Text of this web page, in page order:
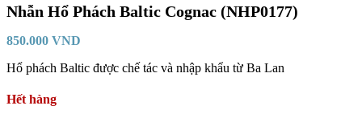
Nhẫn Hổ Phách Baltic Cognac (NHP0177)
850.000 VND
Hổ phách Baltic được chế tác và nhập khẩu từ Ba Lan
Hết hàng